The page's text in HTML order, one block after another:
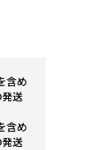
含め
送
含め
送